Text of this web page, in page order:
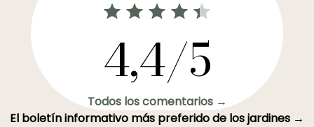
4,4/5
Todos los comentarios →
El boletín informativo más preferido de los jardines →